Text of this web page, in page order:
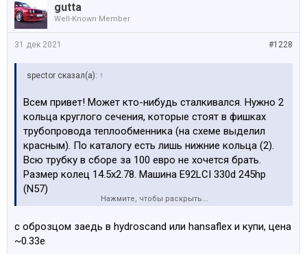
gutta
Well-Known Member
#1228
31 дек 2021
spector сказал(а): ↑
Всем привет! Может кто-нибудь сталкивался. Нужно 2
кольца круглого сечения, которые стоят в фишках
трубопровода теплообменника (на схеме выделил
красным). По каталогу есть лишь нижние кольца (2).
Всю трубку в сборе за 100 евро не хочется брать.
Размер колец 14.5х2.78. Машина E92LCI 330d 245hp
(N57)
Посмотреть вложение 177878 Посмотреть вложение
177880
Нажмите, чтобы раскрыть...
с оброзцом заедь в hydroscand или hansaflex и купи, цена
~0.33е